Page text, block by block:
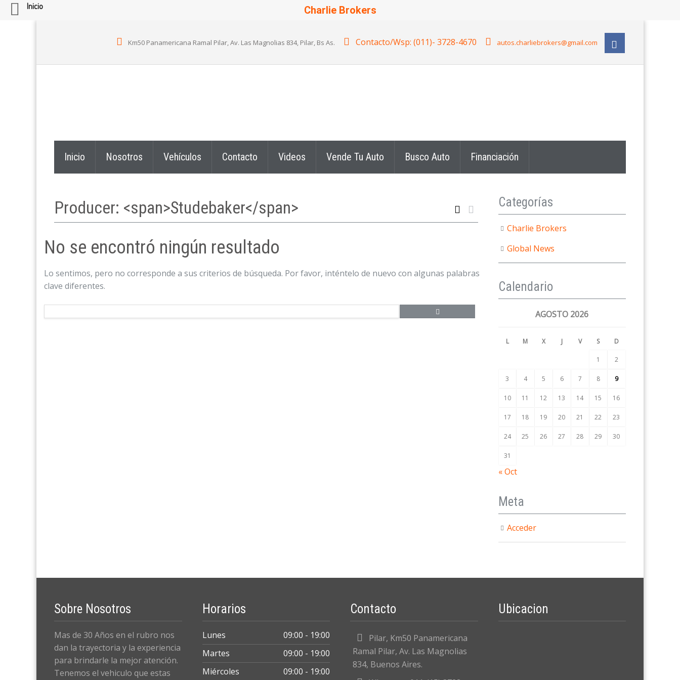
Km50 Panamericana Ramal Pilar, Av. Las Magnolias 834, Pilar, Bs As. Contacto/Wsp: (011)- 3728-4670 autos.charliebrokers@gmail.com
Inicio Nosotros Vehículos Contacto Videos Vende Tu Auto Busco Auto Financiación
Producer: <span>Studebaker</span>
No se encontró ningún resultado
Lo sentimos, pero no corresponde a sus criterios de búsqueda. Por favor, inténtelo de nuevo con algunas palabras
clave diferentes.
Categorías
Charlie Brokers
Global News
Calendario
AGOSTO 2026
L M X J V S D
1 2
3 4 5 6 7 8 9
10 11 12 13 14 15 16
17 18 19 20 21 22 23
24 25 26 27 28 29 30
31
« Oct
Meta
Acceder
Sobre Nosotros
Mas de 30 Años en el rubro nos
dan la trayectoria y la experiencia
para brindarle la mejor atención.
Tenemos el vehiculo que estas
Horarios
Lunes
09:00 - 19:00
Martes
09:00 - 19:00
Miércoles
09:00 - 19:00
Contacto
Pilar, Km50 Panamericana
Ramal Pilar, Av. Las Magnolias
834, Buenos Aires.
Ubicacion
Inicio Charlie Brokers